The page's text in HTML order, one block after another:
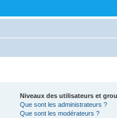
Niveaux des utilisateurs et
Que sont les administrateurs ?
Que sont les modérateurs ?